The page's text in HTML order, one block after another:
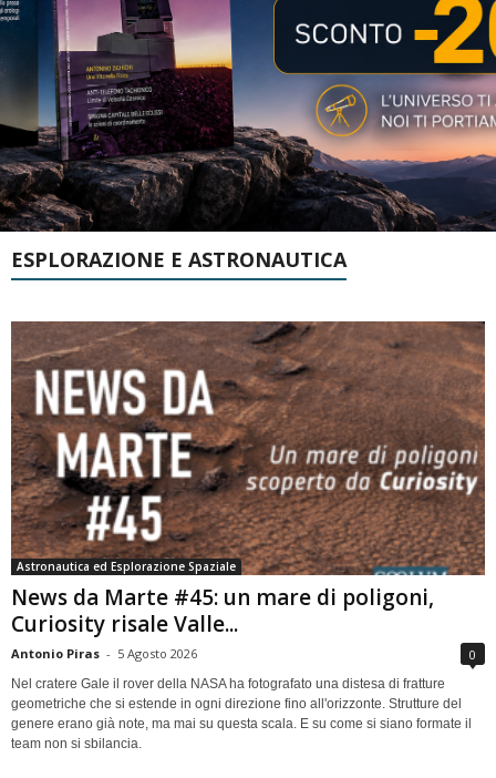
ESPLORAZIONE E ASTRONAUTICA
Astronautica ed Esplorazione Spaziale
News da Marte #45: un mare di poligoni,
Curiosity risale Valle...
Antonio Piras - 5 Agosto 2026 0
Nel cratere Gale il rover della NASA ha fotografato una distesa di fratture
geometriche che si estende in ogni direzione fino all'orizzonte. Strutture del
genere erano già note, ma mai su questa scala. E su come si siano formate il
team non si sbilancia.